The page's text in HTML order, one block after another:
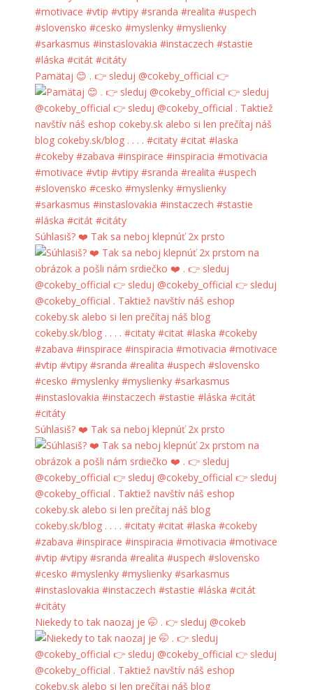
Pamätaj 😊 . 👉 sleduj @cokeby_official 👉
Súhlasiš? ❤️ Tak sa neboj klepnúť 2x prsto
Súhlasiš? ❤️ Tak sa neboj klepnúť 2x prsto
Niekedy to tak naozaj je 🤭 . 👉 sleduj @cokeb